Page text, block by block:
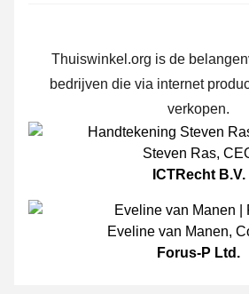
Thuiswinkel.org is de
bedrijven die via internet
verkopen.
Steven Ras,
ICTRecht B.V.
Eveline van Manen,
Forus-P Ltd.